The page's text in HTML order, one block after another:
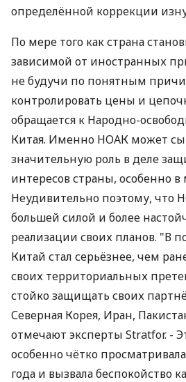
определённой коррекции
По мере того как страна
зависимой от иностранных
не будучи по понятным
контролировать цены и
обращается к Народно-
Китая. Именно НОАК может
значительную роль в деле
интересов страны, особенно в
Неудивительно поэтому, что
большей силой и более
реализации своих планов. "В
Китай стал серьёзнее, чем
своих территориальных
стойко защищать своих
Северная Корея, Иран,
отмечают эксперты Stratfor. -
особенно чётко
года и вызвала беспокойство